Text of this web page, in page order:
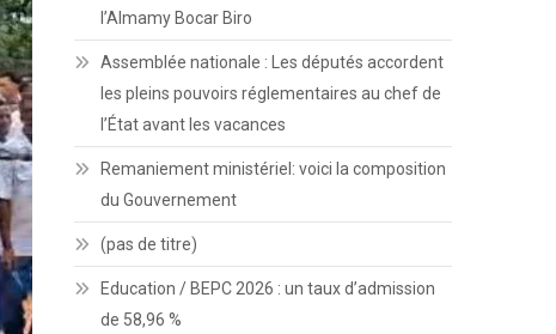
l’Almamy Bocar Biro
Assemblée nationale : Les députés accordent
les pleins pouvoirs réglementaires au chef de
l’État avant les vacances
Remaniement ministériel: voici la composition
du Gouvernement
(pas de titre)
Education / BEPC 2026 : un taux d’admission
de 58,96 %